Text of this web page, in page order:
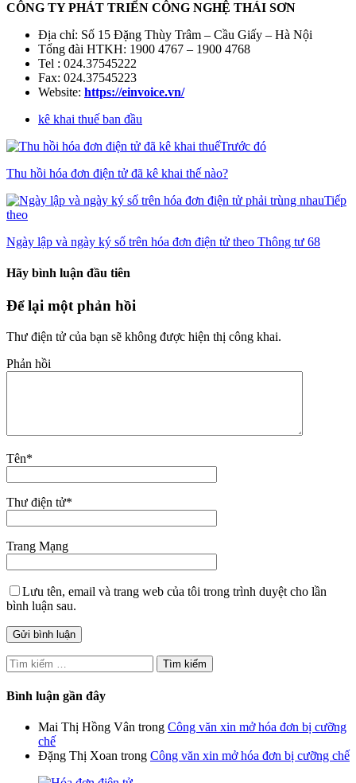
CÔNG TY PHÁT TRIỂN CÔNG NGHỆ THÁI SƠN
Địa chỉ: Số 15 Đặng Thùy Trâm – Cầu Giấy – Hà Nội
Tổng đài HTKH: 1900 4767 – 1900 4768
Tel : 024.37545222
Fax: 024.37545223
Website: https://einvoice.vn/
kê khai thuế ban đầu
Trước đó
Thu hồi hóa đơn điện tử đã kê khai thế nào?
Tiếp
theo
Ngày lập và ngày ký số trên hóa đơn điện tử theo Thông tư 68
Hãy bình luận đầu tiên
Để lại một phản hồi
Thư điện tử của bạn sẽ không được hiện thị công khai.
Phản hồi
Tên*
Thư điện tử*
Trang Mạng
Lưu tên, email và trang web của tôi trong trình duyệt cho lần
bình luận sau.
Tìm
kiếm
cho:
Bình luận gần đây
Mai Thị Hồng Vân trong Công văn xin mở hóa đơn bị cưỡng
chế
Đặng Thị Xoan trong Công văn xin mở hóa đơn bị cưỡng chế